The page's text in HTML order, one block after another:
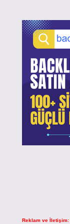
Reklam ve İletişim: